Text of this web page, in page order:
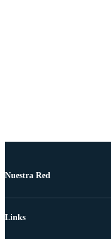
Nuestra Red
Links